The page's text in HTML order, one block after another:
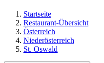
Startseite
Restaurant-Übersicht
Österreich
Niederösterreich
St. Oswald